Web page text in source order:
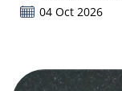
04 Oct 2026